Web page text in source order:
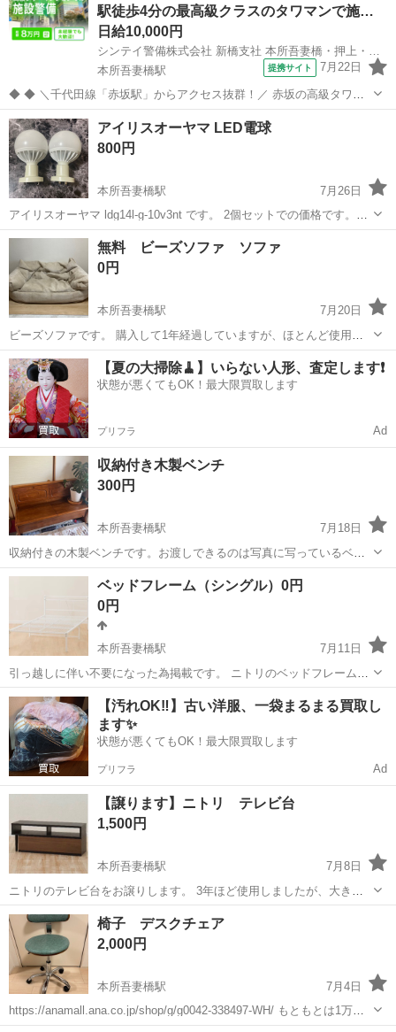
駅徒歩4分の最高級クラスのタワマンで施…
日給10,000円
本所吾妻橋駅
提携サイト 7月22日
◆ ◆ ＼千代田線「赤坂駅」からアクセス抜群！／ 赤坂の高級タワー
マンションで 施設警備のお仕事です♪ ＊★未経験大歓迎！★＊ 「警備
業務は興味があるけど初めてだし…」 「バイトデビューなんです…」
「ブランクが長くて...
東京 墨田区 本所吾妻橋駅
アイリスオーヤマ LED電球
800円
本所吾妻橋駅
7月26日
アイリスオーヤマ ldg14l-g-10v3nt です。 2個セットでの価格です。4
枚目にある通りやや欠けがありますがセットしたら見えません。
東京 墨田区 本所吾妻橋駅
無料 ビーズソファ ソファ
0円
本所吾妻橋駅
7月20日
ビーズソファです。 購入して1年経過していますが、ほとんど使用し
ていません。 お気軽にお問い合わせください！
東京 墨田区 本所吾妻橋駅 ソファ
【夏の大掃除🧹】いらない人形、査定します❗️
状態が悪くてもOK！最大限買取します
プリフラ Ad
収納付き木製ベンチ
300円
本所吾妻橋駅
7月18日
収納付きの木製ベンチです。お渡しできるのは写真に写っているベン
チ本体のみで、中身は全て空にして綺麗に拭き上げてからお渡し予定
になります。 ちなみに本体付属の合わせるとL字になる同形態のベン
チ小型ベンチ（収納付き）もありますの...
東京 墨田区 本所吾妻橋駅
ベッドフレーム（シングル）0円
0円
本所吾妻橋駅
7月11日
引っ越しに伴い不要になった為掲載です。 ニトリのベッドフレームシ
ングルです。 7/12指定場所へ取りに来てくれる方お願いします。
東京 墨田区 本所吾妻橋駅 ベッド シングル
【汚れOK‼️】古い洋服、一袋まるまる買取し
ます✨
状態が悪くてもOK！最大限買取します
プリフラ Ad
【譲ります】ニトリ テレビ台
1,500円
本所吾妻橋駅
7月8日
ニトリのテレビ台をお譲りします。 3年ほど使用しましたが、大きな
傷などはなくまだご利用いただけます。 中古品になりますのでご理解
いただける方にお譲りできればと思います。 ◼︎引き取り場所 墨田区
内 指定場所 ◼︎日時 ...
東京 墨田区 本所吾妻橋駅
椅子 デスクチェア
2,000円
本所吾妻橋駅
7月4日
https://anamall.ana.co.jp/shop/g/g0042-338497-WH/ もともとは1万円
くらいです。 ※ 質問はお気軽に 5年くらい使用している椅子ですが、